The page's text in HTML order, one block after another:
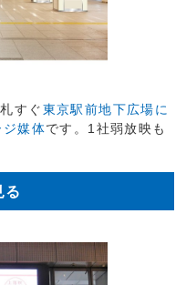
すぐ東京駅前地下広場に
媒体です。1社弱放映も
る